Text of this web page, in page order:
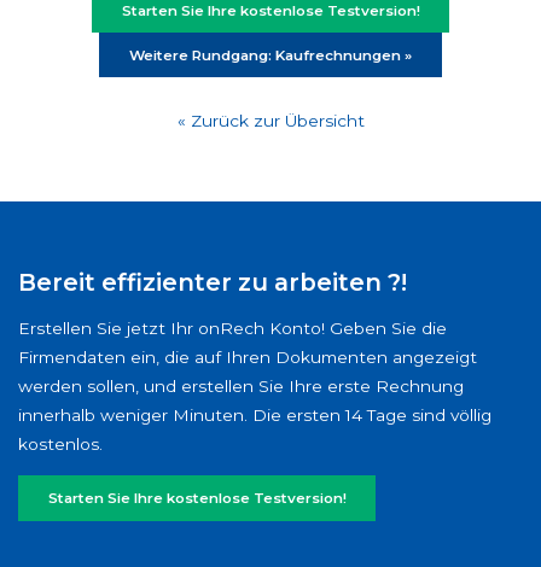
Starten Sie Ihre kostenlose Testversion!
Weitere Rundgang: Kaufrechnungen »
« Zurück zur Übersicht
Bereit effizienter zu arbeiten ?!
Erstellen Sie jetzt Ihr onRech Konto! Geben Sie die
Firmendaten ein, die auf Ihren Dokumenten angezeigt
werden sollen, und erstellen Sie Ihre erste Rechnung
innerhalb weniger Minuten. Die ersten 14 Tage sind völlig
kostenlos.
Starten Sie Ihre kostenlose Testversion!